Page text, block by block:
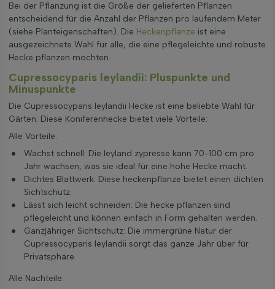
Bei der Pflanzung ist die Größe der gelieferten Pflanzen
entscheidend für die Anzahl der Pflanzen pro laufendem Meter
(siehe Planteigenschaften). Die Heckenpflanze ist eine
ausgezeichnete Wahl für alle, die eine pflegeleichte und robuste
Hecke pflanzen möchten.
Cupressocyparis leylandii: Pluspunkte und
Minuspunkte
Die Cupressocyparis leylandii Hecke ist eine beliebte Wahl für
Gärten. Diese Koniferenhecke bietet viele Vorteile:
Alle Vorteile:
Wächst schnell: Die leyland zypresse kann 70-100 cm pro
Jahr wachsen, was sie ideal für eine hohe Hecke macht.
Dichtes Blattwerk: Diese heckenpflanze bietet einen dichten
Sichtschutz.
Lässt sich leicht schneiden: Die hecke pflanzen sind
pflegeleicht und können einfach in Form gehalten werden.
Ganzjähriger Sichtschutz: Die immergrüne Natur der
Cupressocyparis leylandii sorgt das ganze Jahr über für
Privatsphäre.
Alle Nachteile: